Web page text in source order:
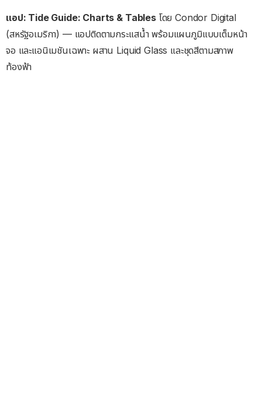
แอป: Tide Guide: Charts & Tablesโดย Condor Digital
(สหรัฐอเมริกา) — แอปติดตามกระแสน้ำ พร้อมแผนภูมิแบบเต็มหน้า
จอ และแอนิเมชันเฉพาะ ผสาน Liquid Glass และชุดสีตามสภาพ
ท้องฟ้า